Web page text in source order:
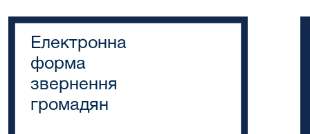
Електронна
форма
звернення
громадян